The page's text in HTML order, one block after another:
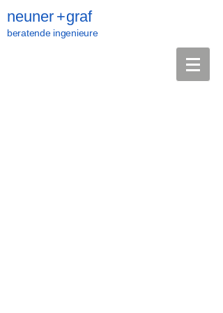
neuner +graf
beratende ingenieure